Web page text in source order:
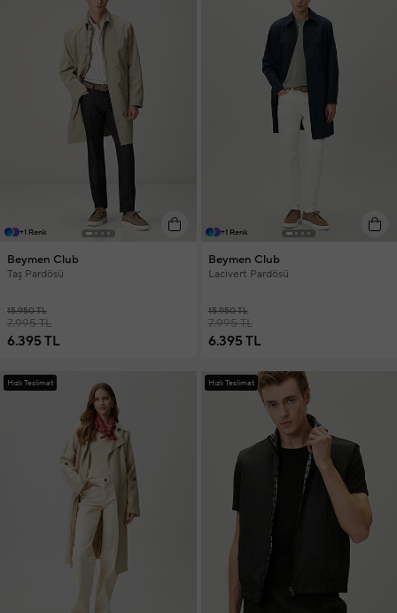
+1 Renk
Beymen Club
Taş Pardösü
15.950 TL
7.995 TL
6.395 TL
+1 Renk
Beymen Club
Lacivert Pardösü
15.950 TL
7.995 TL
6.395 TL
Hızlı Teslimat Hızlı Teslimat